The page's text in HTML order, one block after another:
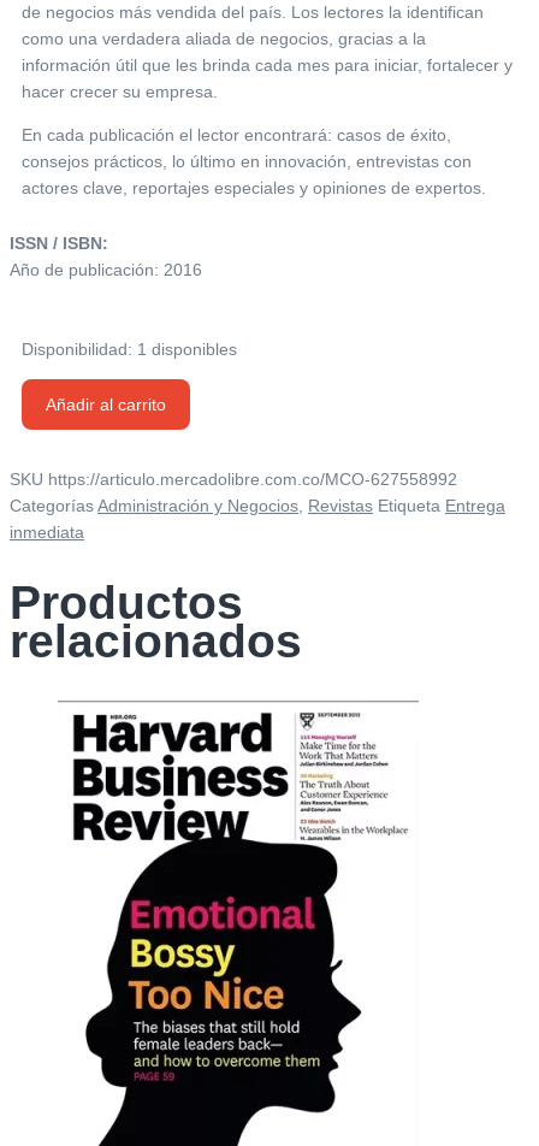
de negocios más vendida del país. Los lectores la identifican
como una verdadera aliada de negocios, gracias a la
información útil que les brinda cada mes para iniciar, fortalecer y
hacer crecer su empresa.
En cada publicación el lector encontrará: casos de éxito,
consejos prácticos, lo último en innovación, entrevistas con
actores clave, reportajes especiales y opiniones de expertos.
ISSN / ISBN:
Año de publicación: 2016
Disponibilidad: 1 disponibles
Revista
Entrepreneur
Español
Enero
Añadir al carrito
SKU https://articulo.mercadolibre.com.co/MCO-627558992
CategoríasAdministración y Negocios Revistas Etiqueta Entrega
inmediata
Productos
relacionados